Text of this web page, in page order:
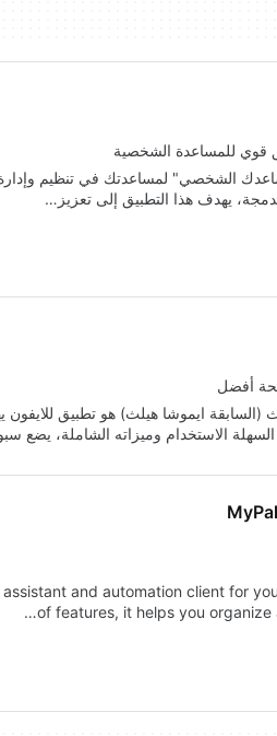
للمساعدة الشخصية
الشخصي" لمساعدتك في تنظيم وإدارة
يهدف هذا التطبيق إلى تعزيز…
أفضل
ايموشا هيلث) هو تطبيق للايفون
الاستخدام وميزاته الشاملة، يضع
and automation client for
of features, it helps you organize